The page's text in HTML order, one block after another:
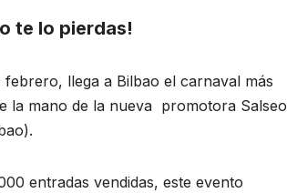
te lo pierdas!
febrero, llega a Bilbao el carnaval más
la mano de la nueva promotora Salseo
entradas vendidas, este evento